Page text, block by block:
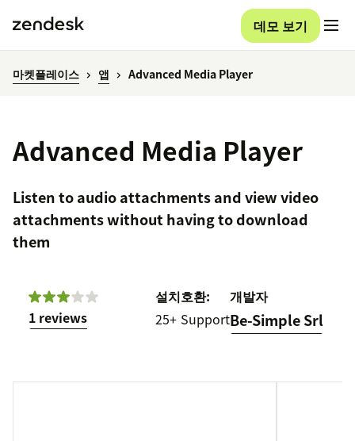
데모 보기
마켓플레이스 앱 Advanced Media Player
Advanced Media Player
Listen to audio attachments and view video
attachments without having to download
them
1 reviews
설치
25+
호환:
Support
개발자
Be-Simple Srl